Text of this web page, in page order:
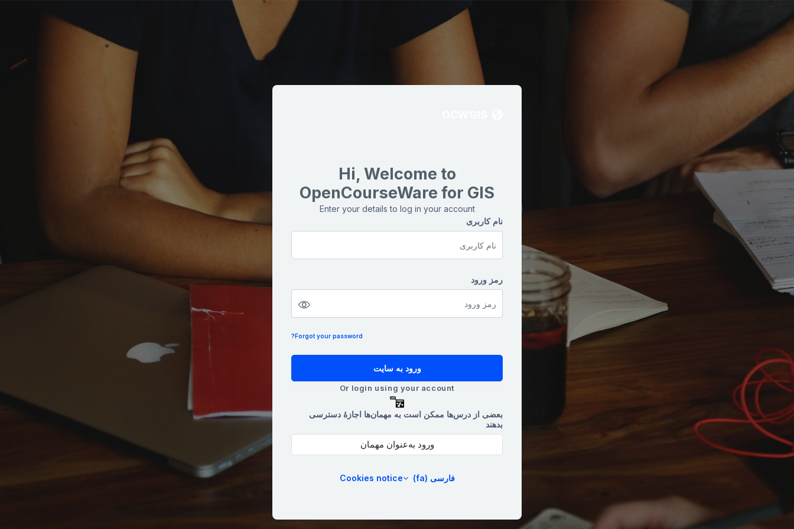
Hi, Welcome to
OpenCourseWare for GIS
Enter your details to log in your account
نام کاربری
نام کاربری
رمز ورود
رمز ورود
Forgot your password?
ورود به سایت
Or login using your account
بعضی از درس‌ها ممکن است به مهمان‌ها اجازهٔ دسترسی
بدهند
ورود به‌عنوان مهمان
فارسی ‎(fa)‎ Cookies notice